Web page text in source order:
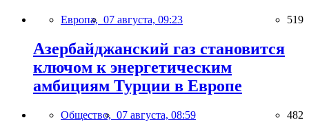
Европа, 07 августа, 09:23 519
Азербайджанский газ становится
ключом к энергетическим
амбициям Турции в Европе
Общество, 07 августа, 08:59 482